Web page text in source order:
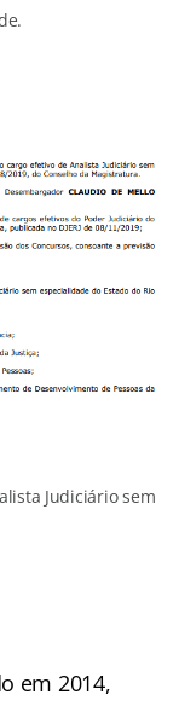
Judiciário sem
em 2014,